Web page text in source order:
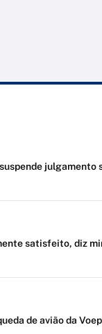
julgamento
satisfeito, diz
de avião da